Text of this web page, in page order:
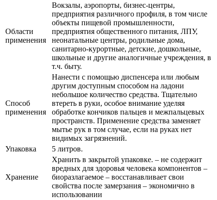
Области
применения
Вокзалы, аэропорты, бизнес-центры,
предприятия различного профиля, в том числе
объекты пищевой промышленности,
предприятия общественного питания, ЛПУ,
неонатальные центры, родильные дома,
санитарно-курортные, детские, дошкольные,
школьные и другие аналогичные учреждения, в
т.ч. быту.
Способ
применения
Нанести с помощью диспенсера или любым
другим доступным способом на ладони
небольшое количество средства. Тщательно
втереть в руки, особое внимание уделяя
обработке кончиков пальцев и межпальцевых
пространств. Применение средства заменяет
мытье рук в том случае, если на руках нет
видимых загрязнений.
Упаковка
5 литров.
Хранение
Хранить в закрытой упаковке. – не содержит
вредных для здоровья человека компонентов –
биоразлагаемое – восстанавливает свои
свойства после замерзания – экономично в
использовании